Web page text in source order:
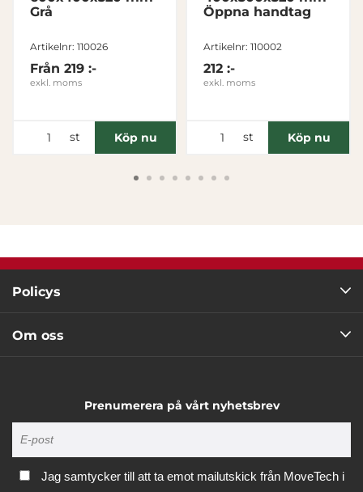
Tillåt urval
Avvisa
Grå
Artikelnr: 110026
Från 219 :-
exkl. moms
st Köp nu
Öppna handtag
Artikelnr: 110002
212 :-
exkl. moms
st Köp nu
Policys
Om oss
Prenumerera på vårt nyhetsbrev
Jag samtycker till att ta emot mailutskick från MoveTech i